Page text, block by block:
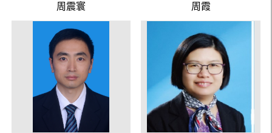
周震寰 周霞